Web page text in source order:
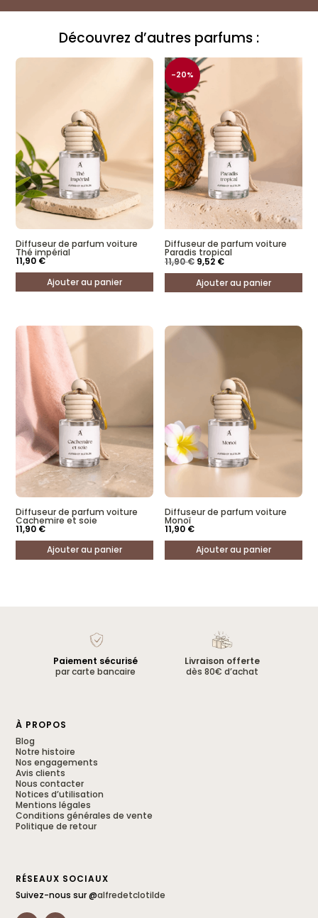
Découvrez d’autres parfums :
Diffuseur de parfum voiture
Thé impérial
11,90 €
Ajouter au panier
-20%
Diffuseur de parfum voiture
Paradis tropical
11,90€ Le
prix
initial
était :
11,90 €.
9,52 €Le
actuel
est :
9,52 €.
Ajouter au panier
Diffuseur de parfum voiture
Cachemire et soie
11,90 €
Ajouter au panier
Diffuseur de parfum voiture
Monoï
11,90 €
Ajouter au panier
Paiement sécurisé
par carte bancaire
Livraison offerte
dès 80€ d’achat
À PROPOS
Blog
Notre histoire
Nos engagements
Avis clients
Nous contacter
Notices d’utilisation
Mentions légales
Conditions générales de vente
Politique de retour
RÉSEAUX SOCIAUX
Suivez-nous sur @alfredetclotilde